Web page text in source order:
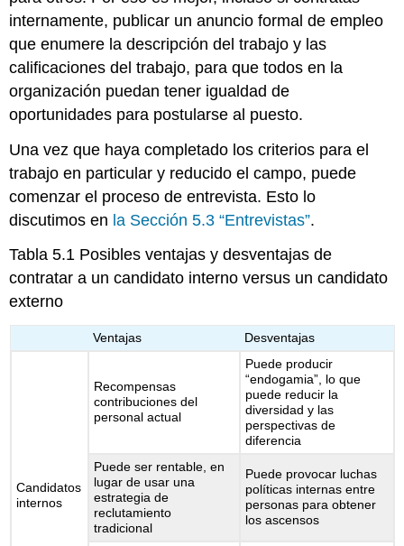
internamente, publicar un anuncio formal de empleo
que enumere la descripción del trabajo y las
calificaciones del trabajo, para que todos en la
organización puedan tener igualdad de
oportunidades para postularse al puesto.
Una vez que haya completado los criterios para el
trabajo en particular y reducido el campo, puede
comenzar el proceso de entrevista. Esto lo
discutimos en la Sección 5.3 “Entrevistas”.
Tabla 5.1 Posibles ventajas y desventajas de
contratar a un candidato interno versus un candidato
externo
Ventajas Desventajas
Candidatos
internos
Recompensas
contribuciones del
personal actual
Puede producir
“endogamia”, lo que
puede reducir la
diversidad y las
perspectivas de
diferencia
Puede ser rentable, en
lugar de usar una
estrategia de
reclutamiento
tradicional
Puede provocar luchas
políticas internas entre
personas para obtener
los ascensos